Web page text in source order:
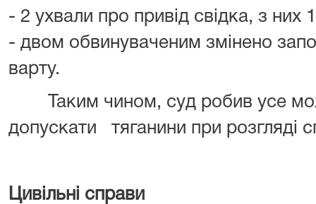
- 2 ухвали про привід свідка, з них
- двом обвинуваченим змінено
варту.
Таким чином, суд робив усе
допускати тяганини при розгляді
Цивільні справи